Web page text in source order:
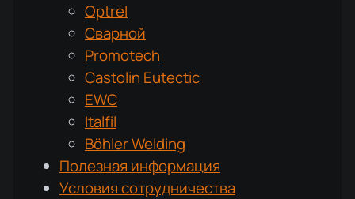
Optrel
Сварной
Promotech
Castolin Eutectic
EWC
Italfil
Böhler Welding
Полезная информация
Условия сотрудничества